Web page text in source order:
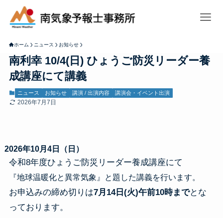
ホーム ニュース お知らせ
南利幸 10/4(日) ひょうご防災リーダー養
成講座にて講義
ニュース お知らせ 講演 / 出演内容 講演会・イベント出演
2026年7月7日
2026年10月4日（日）
令和8年度ひょうご防災リーダー養成講座にて
『地球温暖化と異常気象』と題した講義を行います。
お申込みの締め切りは7月14日(火)午前10時までとな
っております。